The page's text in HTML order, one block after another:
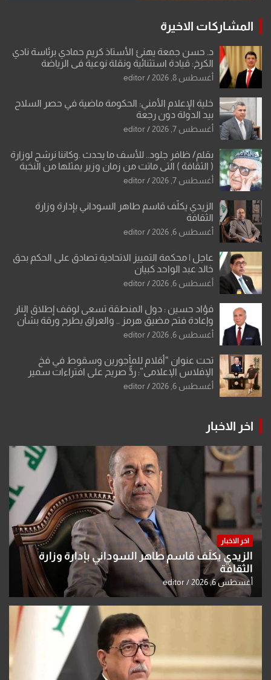
المشاركات الاخيرة
د. حسن جمعة يهنئ الأستاذ كريم حمادي برئاسة نادي
الكرخ: قيادة استثنائية ونقلة نوعية في الرياضة
العراقية
أغسطس 8, 2026 editor
خلية الإعلام الأمني: الحكومة ماضية في حصر السلاح
بيد الدولة دون رجعة
أغسطس 7, 2026 editor
بقلم/ ظافر جلود.. للأسف ما يحدث .وكاننا نرشح لوزارة
( الثقافة ) التي ماتت من زمان وزير يمثلها من النخبة
والإرث العظيم للثقافة العراقية..
أغسطس 7, 2026 editor
الزيدي يكلّف قاسم طاهر السوداني بإدارة وزارة
الثقافة
أغسطس 6, 2026 editor
عاجل | محكمة التمييز الاتحادية تصادق على الحكم بحق
خالد عبد الواحد كبيان
أغسطس 6, 2026 editor
فؤاد حسين : دول المنطقة تسعى لوقف إطلاق النار
وإعادة فتح مضيق هرمز .. والعراق يطرح ورقة بشأن
تحولات القدس
أغسطس 6, 2026 editor
تحت عنوان “أقلام للمأجورين وسقوط في فخ
الإفلاس الإعلامي”: ردٌّ صريح على افتراءات سمير
الشكرجي
أغسطس 6, 2026 editor
اخر الاخبار
اخر الاخبار
الزيدي يكلّف قاسم طاهر السوداني بإدارة وزارة
الثقافة
أغسطس 6, 2026 editor